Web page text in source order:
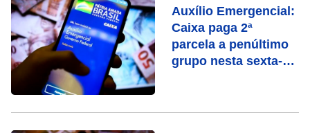
Auxílio Emergencial:
Caixa paga 2ª
parcela a penúltimo
grupo nesta sexta-